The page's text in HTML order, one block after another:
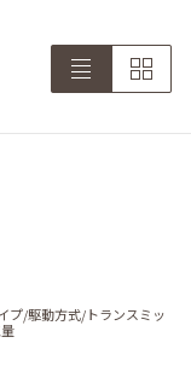
プ/駆動方式/トランスミッ